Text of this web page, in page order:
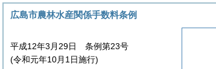
広島市農林水産関係手数料条例
平成12年3月29日 条例第23号
(令和元年10月1日施行)